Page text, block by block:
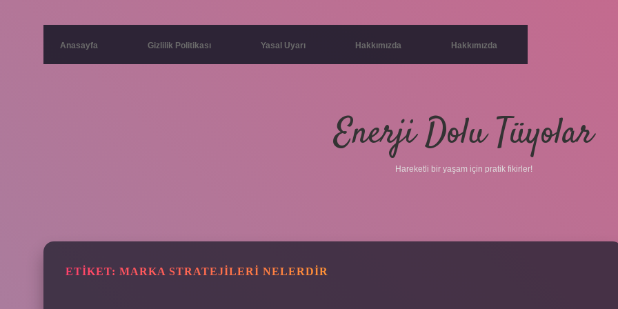
Anasayfa Gizlilik Politikası Yasal Uyarı Hakkımızda Hakkımızda
Enerji Dolu Tüyolar
Hareketli bir yaşam için pratik fikirler!
ETIKET: MARKA STRATEJILERI NELERDIR